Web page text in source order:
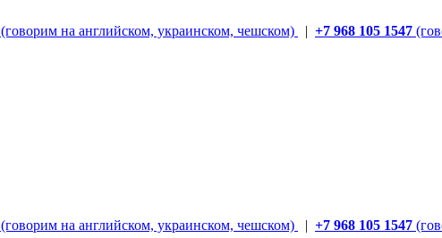
(говорим на английском, украинском, чешском) | +7 968 105 1547
(говорим на английском, украинском, чешском) | +7 968 105 1547